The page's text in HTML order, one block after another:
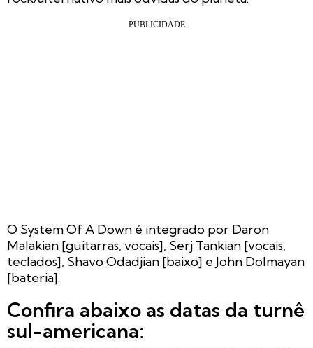
O System Of A Down é integrado por Daron
Malakian [guitarras, vocais], Serj Tankian [vocais,
teclados], Shavo Odadjian [baixo] e John Dolmayan
[bateria].
Confira abaixo as datas da turnê
sul-americana: